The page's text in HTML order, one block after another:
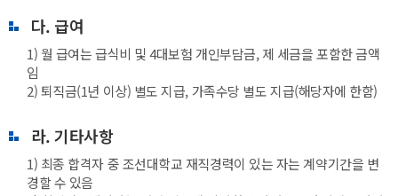
다. 급여
1) 월 급여는 급식비 및 4대보험 개인부담금, 제 세금을 포함한 금액
임
2) 퇴직금(1년 이상) 별도 지급, 가족수당 별도 지급(해당자에 한함)
라. 기타사항
1) 최종 합격자 중 조선대학교 재직경력이 있는 자는 계약기간을 변
경할 수 있음